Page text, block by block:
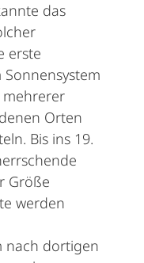
das
erste
mehrerer
Orten
Bis ins 19.
Größe
werden
nach dortigen